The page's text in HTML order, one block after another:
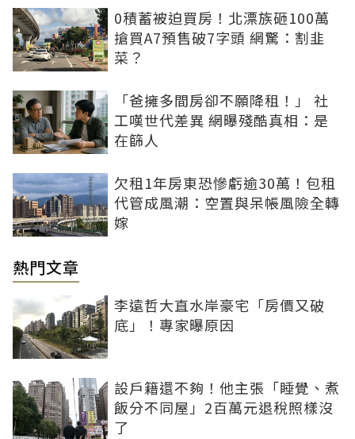
0積蓄被迫買房！北漂族砸100萬
搶買A7預售破7字頭 網驚：割韭
菜？
「爸擁多間房卻不願降租！」 社
工嘆世代差異 網曝殘酷真相：是
在篩人
欠租1年房東恐慘虧逾30萬！包租
代管成風潮：空置與呆帳風險全轉
嫁
熱門文章
李遠哲大直水岸豪宅「房價又破
底」！專家曝原因
設戶籍還不夠！他主張「睡覺、煮
飯分不同屋」2百萬元退稅照樣沒
了